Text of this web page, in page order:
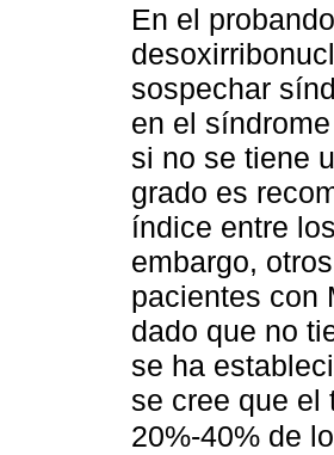
En el
sospechar
en el
si no se tiene
grado es
índice entre
embargo,
pacientes con
dado que no
se ha
se cree que el
20%-40% de